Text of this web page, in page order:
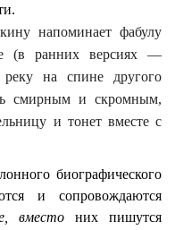
напоминает фабулу
(в ранних версиях —
реку на спине другого
смирным и скромным,
и тонет вместе с
биографического
и сопровождаются
вместо них пишутся